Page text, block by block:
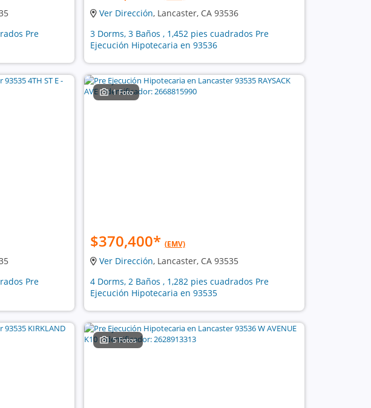
Pre
Ver Dirección, Lancaster, CA 93536
3 Dorms, 3 Baños , 1,452 pies cuadrados Pre
Ejecución Hipotecaria en 93536
Pre
1 Foto
$370,400* (EMV)
Ver Dirección, Lancaster, CA 93535
4 Dorms, 2 Baños , 1,282 pies cuadrados Pre
Ejecución Hipotecaria en 93535
5 Fotos